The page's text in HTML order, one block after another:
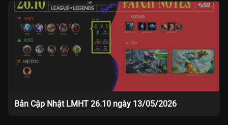
Bản Cập Nhật LMHT 26.10 ngày 13/05/2026